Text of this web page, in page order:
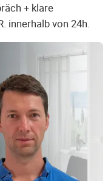
+ klare
innerhalb von 24h.